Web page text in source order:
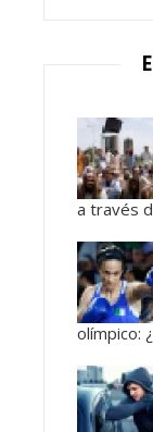
a través
olímpico: